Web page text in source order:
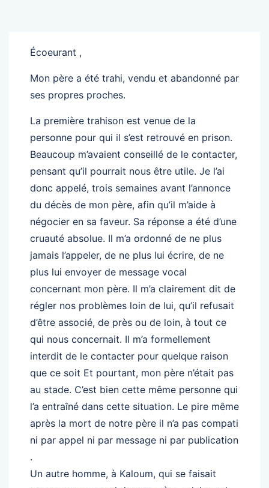
Écoeurant ,
Mon père a été trahi, vendu et abandonné par
ses propres proches.
La première trahison est venue de la
personne pour qui il s’est retrouvé en prison.
Beaucoup m’avaient conseillé de le contacter,
pensant qu’il pourrait nous être utile. Je l’ai
donc appelé, trois semaines avant l’annonce
du décès de mon père, afin qu’il m’aide à
négocier en sa faveur. Sa réponse a été d’une
cruauté absolue. Il m’a ordonné de ne plus
jamais l’appeler, de ne plus lui écrire, de ne
plus lui envoyer de message vocal
concernant mon père. Il m’a clairement dit de
régler nos problèmes loin de lui, qu’il refusait
d’être associé, de près ou de loin, à tout ce
qui nous concernait. Il m’a formellement
interdit de le contacter pour quelque raison
que ce soit Et pourtant, mon père n’était pas
au stade. C’est bien cette même personne qui
l’a entraîné dans cette situation. Le pire même
après la mort de notre père il n’a pas compati
ni par appel ni par message ni par publication
.
Un autre homme, à Kaloum, qui se faisait